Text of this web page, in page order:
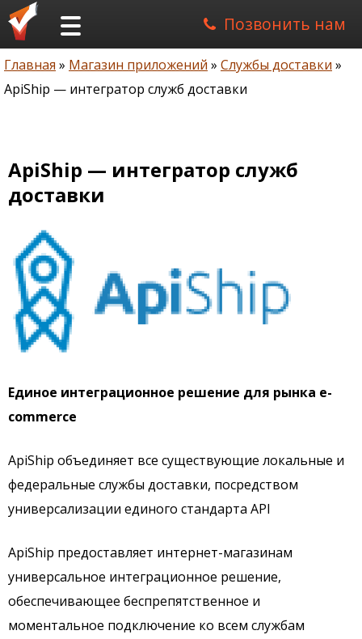
Позвонить нам
Строка
навигации
Главная Магазин приложений
Службы доставки
ApiShip — интегратор служб доставки
ApiShip — интегратор служб
доставки
Единое интеграционное решение для рынка e-
commerce
ApiShip объединяет все существующие локальные и
федеральные службы доставки, посредством
универсализации единого стандарта API
ApiShip предоставляет интернет-магазинам
универсальное интеграционное решение,
обеспечивающее беспрепятственное и
моментальное подключение ко всем службам